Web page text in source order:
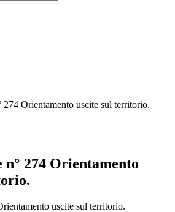
274 Orientamento uscite sul territorio.
n° 274 Orientamento
uscite sul territorio.